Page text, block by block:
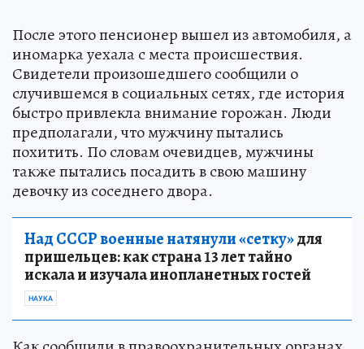
После этого пенсионер вышел из автомобиля, а
иномарка уехала с места происшествия.
Свидетели произошедшего сообщили о
случившемся в социальных сетях, где история
быстро привлекла внимание горожан. Люди
предполагали, что мужчину пытались
похитить. По словам очевидцев, мужчины
также пытались посадить в свою машину
девочку из соседнего двора.
Над СССР военные натянули «сетку»для
пришельцев: как страна 13 лет тайно
искала и изучала инопланетных гостей
НАУКА